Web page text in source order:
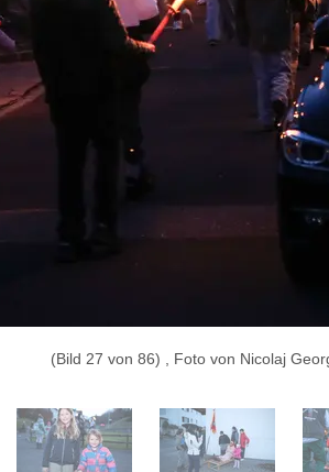
(Bild 27 von 86) , Foto von Nicolaj